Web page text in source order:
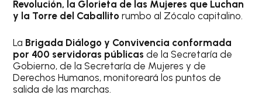
Revolución, la Glorieta de las Mujeres que Luchan
y la Torre del Caballito rumbo al Zócalo capitalino.
La Brigada Diálogo y Convivencia conformada
por 400 servidoras públicasde la Secretaría de
Gobierno, de la Secretaría de Mujeres y de
Derechos Humanos, monitoreará los puntos de
salida de las marchas.